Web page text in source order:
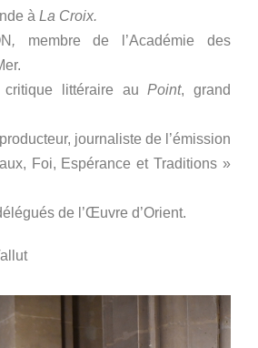
à La Croix.
, membre de l’Académie des
critique littéraire auPoint, grand
journaliste de l’émission
Foi, Espérance et Traditions »
de l’Œuvre d’Orient.